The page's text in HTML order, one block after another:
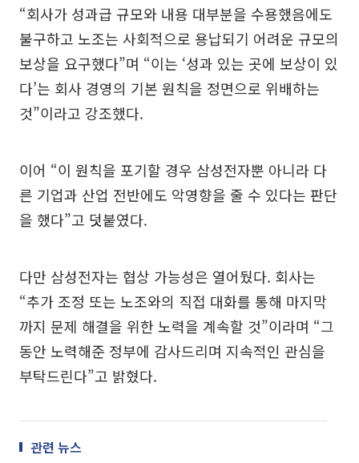
“회사가 성과급 규모와 내용 대부분을 수용했음에도
불구하고 노조는 사회적으로 용납되기 어려운 규모의
보상을 요구했다”며 “이는 ‘성과 있는 곳에 보상이 있
다’는 회사 경영의 기본 원칙을 정면으로 위배하는
것”이라고 강조했다.
이어 “이 원칙을 포기할 경우 삼성전자뿐 아니라 다
른 기업과 산업 전반에도 악영향을 줄 수 있다는 판단
을 했다”고 덧붙였다.
다만 삼성전자는 협상 가능성은 열어뒀다. 회사는
“추가 조정 또는 노조와의 직접 대화를 통해 마지막
까지 문제 해결을 위한 노력을 계속할 것”이라며 “그
동안 노력해준 정부에 감사드리며 지속적인 관심을
부탁드린다”고 밝혔다.
관련 뉴스